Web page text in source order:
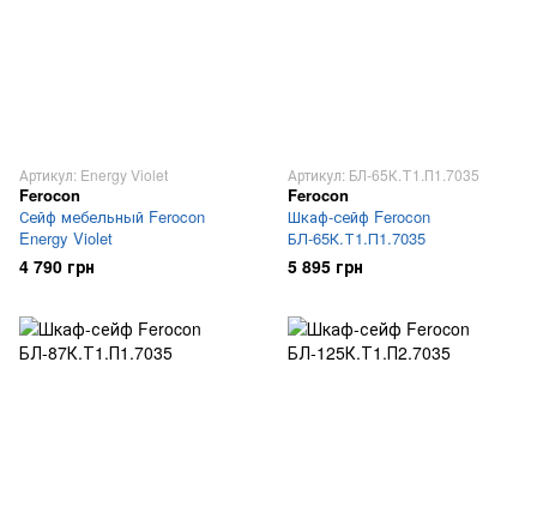
Артикул: Energy Violet
Ferocon
Сейф мебельный Ferocon
Energy Violet
4 790 грн
Артикул: БЛ-65К.Т1.П1.7035
Ferocon
Шкаф-сейф Ferocon
БЛ-65К.Т1.П1.7035
5 895 грн